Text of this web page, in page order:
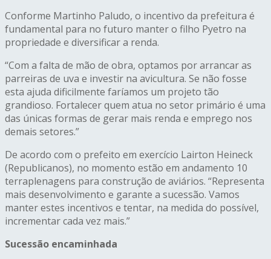
Conforme Martinho Paludo, o incentivo da prefeitura é
fundamental para no futuro manter o filho Pyetro na
propriedade e diversificar a renda.
“Com a falta de mão de obra, optamos por arrancar as
parreiras de uva e investir na avicultura. Se não fosse
esta ajuda dificilmente faríamos um projeto tão
grandioso. Fortalecer quem atua no setor primário é uma
das únicas formas de gerar mais renda e emprego nos
demais setores.”
De acordo com o prefeito em exercício Lairton Heineck
(Republicanos), no momento estão em andamento 10
terraplenagens para construção de aviários. “Representa
mais desenvolvimento e garante a sucessão. Vamos
manter estes incentivos e tentar, na medida do possível,
incrementar cada vez mais.”
Sucessão encaminhada